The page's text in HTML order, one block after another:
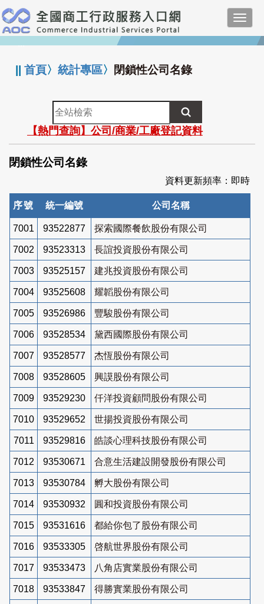
跳
到
主
要
:::
||首頁〉統計專區〉 閉鎖性公司名錄
全
站
檢
索
【熱門查詢】公司/商業/工廠登記資料
閉鎖性公司名錄
資料更新頻率：即時
序號 統一編號 公司名稱
7001 93522877 探索國際餐飲股份有限公司
7002 93523313 長誼投資股份有限公司
7003 93525157 建兆投資股份有限公司
7004 93525608 耀韜股份有限公司
7005 93526986 豐駿股份有限公司
7006 93528534 黛西國際股份有限公司
7007 93528577 杰恆股份有限公司
7008 93528605 興謨股份有限公司
7009 93529230 仟洋投資顧問股份有限公司
7010 93529652 世揚投資股份有限公司
7011 93529816 皓談心理科技股份有限公司
7012 93530671 合意生活建設開發股份有限公司
7013 93530784 孵大股份有限公司
7014 93530932 圓和投資股份有限公司
7015 93531616 都給你包了股份有限公司
7016 93533305 啓航世界股份有限公司
7017 93533473 八角店實業股份有限公司
7018 93533847 得勝實業股份有限公司